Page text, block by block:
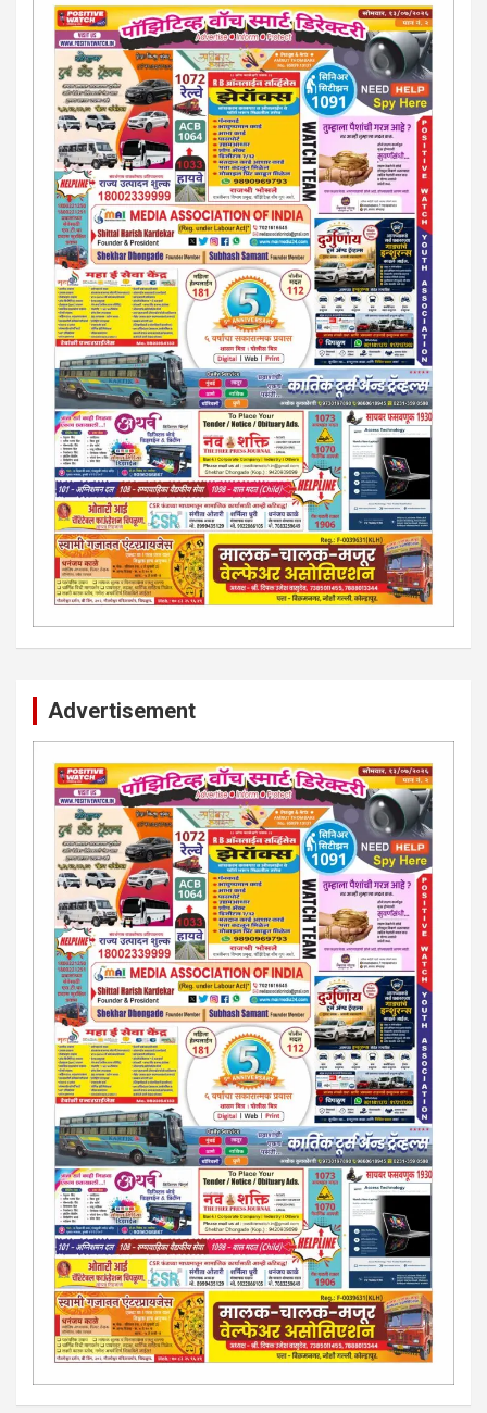
शारीरीक त्रास, फसवणूक सारख्या प्रकरणात अडकला असाल, काेर्टाची
पायरी चढला असाल तर चिंता नकाे.. आम्ही मदत करू. मार्गदर्शन करू,
कायदेशीर सल्ला देऊ. - आजच संपर्क साधा- भारत साेनुले-8888207374
या AD सतिश कुंभार -9860944728
मराठी.. इंग्रजी पेपरला जाहिरात द्यायची संपर्क साधा..
मराठी इंग्रजी दैनिकासाठी जिल्हा, राज्य आवृत्तीसाठी जाहिराती स्विकारल्या
जातील. नवशक्ती, फ्री प्रेस जर्नल साठी तुम्हीही तुमच्या नाेटीस द्या. बँक,
13/213/4 सेल्स , डिमांड नाेटीस इतरांच्यापेक्षा वाजवी दरात आम्ही आपली
जाहिरात पब्लिश करू. माेबा. 9420939699
Advertisement